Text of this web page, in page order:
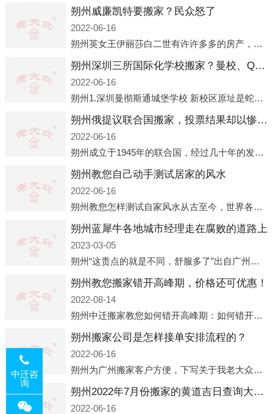
朔州威廉凯特要搬家？民众怒了
2022-06-16
朔州英女王伊丽莎白二世有许许多多的房产，遍布英国各地。而作为英女王的亲孙子、未来的英国国王，威廉王子自然也能享受到女王的房产。目前，威廉凯特以及三个孩子有两个经常居住的地点，一处是位于伦敦的肯辛顿宫，一处
朔州深圳三所国际化学校搬家？曼校、QSI、南山中英文搬走了
2022-06-16
朔州1.深圳曼彻斯通城堡学校 新校区原址是蛇口国际据悉，此次曼彻斯通城堡学校搬迁到蛇口新校区的开办与蛇口外籍人员子女学校（蛇口国际）有很大的关联。2021年，太子湾实验部就宣布在2022年正式并入蛇口外籍
朔州俄提议联合国搬家，投票结果却以惨败收场
2022-06-16
朔州成立于1945年的联合国，经过几十年的发展，如今拥有193个成员国。拥有如此众多会员国的联合国，可以说是世界上最具代表性的国际组织，也是世界上分量最重、有着较高话语权的国际组织。但以美国为首的西方国家
朔州教您自己动手测试居家的风水
2022-06-16
朔州教您怎样测试自家风水从古至今，世界各地的人们都在研究人在乾坤中的位置以及它们所形成的关系。通过探究季节转换、星象变化，并且在所观测到的自然规律的指导下，人们开始认识到居住在不同住宅中的人，其一生中的财
朔州蓝犀牛各地城市经理走在腐败的道路上
2023-03-05
朔州“这贵点的就是不同，舒服多了”出自广州运营邓经理的口中。2023年开年刚出来，三个司机（加盟蓝犀牛的个人队伍）便请广州经理去佛山娱乐场所大消费了一次，据知悉一晚消费达一万多，由三人平摊费用，燃鹅这样的
朔州教您搬家错开高峰期，价格还可优惠！
2022-08-14
朔州中迁搬家教您如何错开高峰期：如何错开高峰期搬家，中迁搬家做了一些电话数据统计和分析，发现市民中午2点左右访问网站的人是最多的，电话咨询是早上9点左右是最多的，预约搬家周六和周日是最多的，网上QQ微
朔州搬家公司是怎样接单安排流程的？
2022-06-16
朔州为广州搬家客户方便，下写关于我老大众搬家公司接单的流程，九条给搬家朋友参考，了解搬家公司工序，免去搬家时的没有准备好的工作，给您及时快速的搬好家。一．电话咨询：专人接待客户电话咨询，初步了解客户搬 家
朔州2022年7月份搬家的黄道吉日查询大全一览表哪天适合搬家好日子
2022-06-16
中迁咨
询